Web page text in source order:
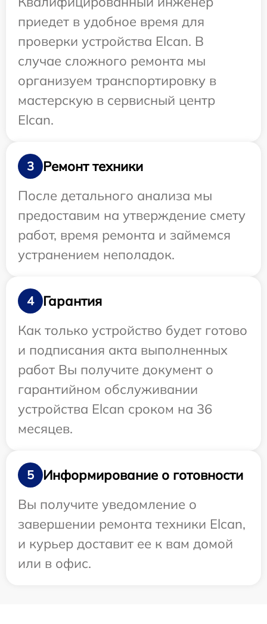
приедет в удобное время для
проверки устройства Elcan. В
случае сложного ремонта мы
организуем транспортировку в
мастерскую в сервисный центр
Elcan.
3
Ремонт техники
После детального анализа мы
предоставим на утверждение смету
работ, время ремонта и займемся
устранением неполадок.
4
Гарантия
Как только устройство будет готово
и подписания акта выполненных
работ Вы получите документ о
гарантийном обслуживании
устройства Elcan сроком на 36
месяцев.
5
Информирование о готовности
Вы получите уведомление о
завершении ремонта техники Elcan,
и курьер доставит ее к вам домой
или в офис.